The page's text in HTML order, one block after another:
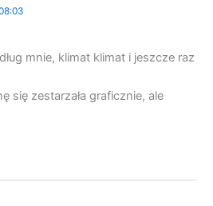
mnie, klimat klimat i jeszcze raz
się zestarzała graficznie, ale